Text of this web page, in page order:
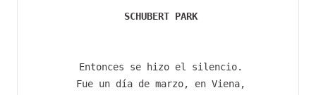
SCHUBERT PARK
Entonces se hizo el silencio.
Fue un día de marzo, en Viena,